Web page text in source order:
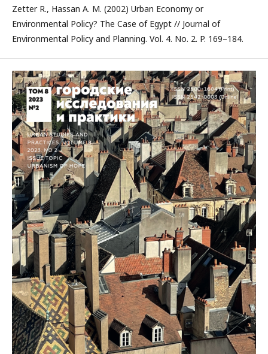
Zetter R., Hassan A. M. (2002) Urban Economy or
Environmental Policy? The Case of Egypt // Journal of
Environmental Policy and Planning. Vol. 4. No. 2. P. 169–184.